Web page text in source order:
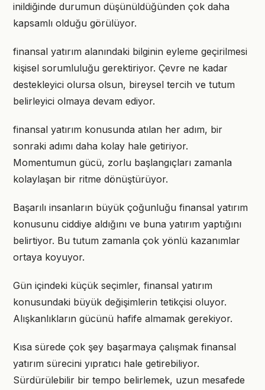
inildiğinde durumun düşünüldüğünden çok daha
kapsamlı olduğu görülüyor.
finansal yatırım alanındaki bilginin eyleme geçirilmesi
kişisel sorumluluğu gerektiriyor. Çevre ne kadar
destekleyici olursa olsun, bireysel tercih ve tutum
belirleyici olmaya devam ediyor.
finansal yatırım konusunda atılan her adım, bir
sonraki adımı daha kolay hale getiriyor.
Momentumun gücü, zorlu başlangıçları zamanla
kolaylaşan bir ritme dönüştürüyor.
Başarılı insanların büyük çoğunluğu finansal yatırım
konusunu ciddiye aldığını ve buna yatırım yaptığını
belirtiyor. Bu tutum zamanla çok yönlü kazanımlar
ortaya koyuyor.
Gün içindeki küçük seçimler, finansal yatırım
konusundaki büyük değişimlerin tetikçisi oluyor.
Alışkanlıkların gücünü hafife almamak gerekiyor.
Kısa sürede çok şey başarmaya çalışmak finansal
yatırım sürecini yıpratıcı hale getirebiliyor.
Sürdürülebilir bir tempo belirlemek, uzun mesafede